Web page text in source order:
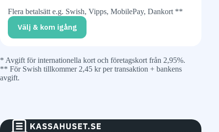
Flera betalsätt e.g. Swish, Vipps, MobilePay, Dankort **
Välj & kom igång
* Avgift för internationella kort och företagskort från 2,95%.
** För Swish tillkommer 2,45 kr per transaktion + bankens
avgift.